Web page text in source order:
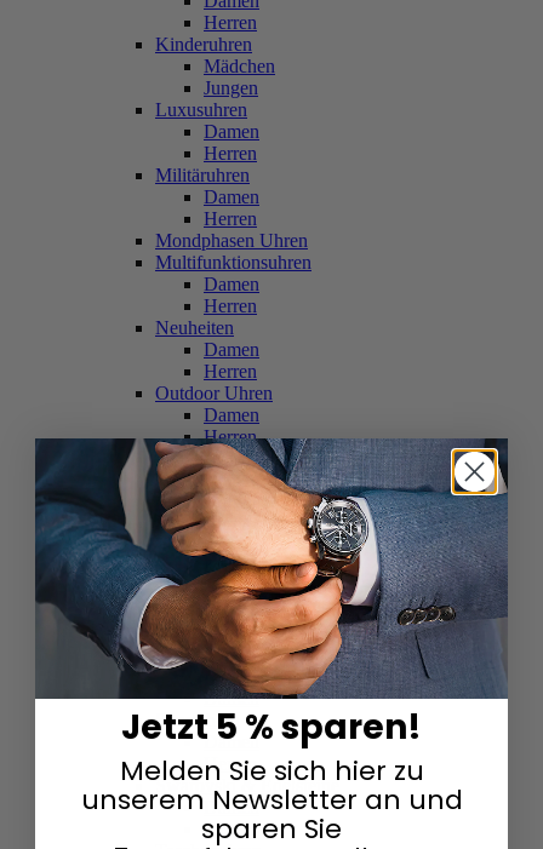
Herren
Kinderuhren
Mädchen
Jungen
Luxusuhren
Damen
Herren
Militäruhren
Damen
Herren
Mondphasen Uhren
Multifunktionsuhren
Damen
Herren
Neuheiten
Damen
Herren
Outdoor Uhren
Damen
Herren
Schweizer Uhren
Damen
Herren
Skelettuhren
Damen
Herren
Smartwatches
Damen
Herren
Solaruhren
Herren
Damen
Sportuhren
Damen
Herren
Swarovski & Edelsteine
Damen
Herren
Jetzt 5 % sparen!
Melden Sie sich hier zu
unserem Newsletter an und
sparen Sie